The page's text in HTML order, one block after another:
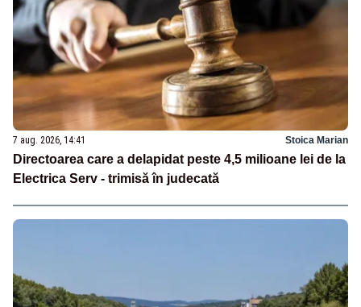
7 aug. 2026, 14:41 Stoica Marian
Directoarea care a delapidat peste 4,5 milioane lei de la
Electrica Serv - trimisă în judecată